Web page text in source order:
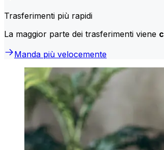
Trasferimenti più rapidi
La maggior parte dei trasferimenti viene
Manda più velocemente